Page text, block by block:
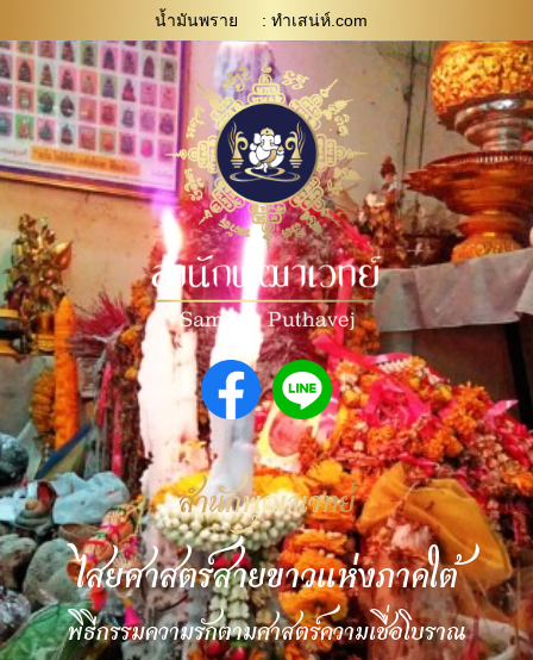
น้ำมันพราย : ทําเสน่ห์.com
สำนักพุฒาเวทย์
ไสยศาสตร์สายขาวแห่งภาคใต้
พิธีกรรมความรักตามศาสตร์ความเชื่อโบราณ